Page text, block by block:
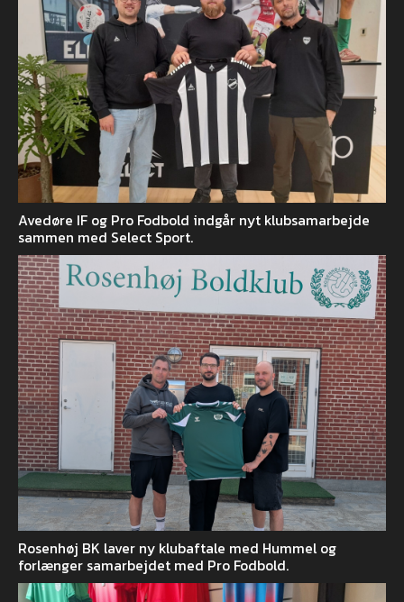
Avedøre IF og Pro Fodbold indgår nyt klubsamarbejde
sammen med Select Sport.
Rosenhøj BK laver ny klubaftale med Hummel og
forlænger samarbejdet med Pro Fodbold.